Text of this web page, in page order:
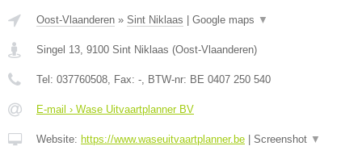
Oost-Vlaanderen » Sint Niklaas Google maps ▼
Singel 13 9100 Sint Niklaas (Oost-Vlaanderen)
Tel: 037760508 , Fax: - , BTW-nr: BE 0407 250 540
E-mail › Wase Uitvaartplanner BV
Website: https://www.waseuitvaartplanner.be Screenshot ▼